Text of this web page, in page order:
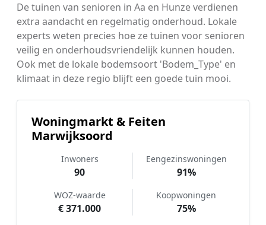
De tuinen van senioren in Aa en Hunze verdienen
extra aandacht en regelmatig onderhoud. Lokale
experts weten precies hoe ze tuinen voor senioren
veilig en onderhoudsvriendelijk kunnen houden.
Ook met de lokale bodemsoort 'Bodem_Type' en
klimaat in deze regio blijft een goede tuin mooi.
Woningmarkt & Feiten
Marwijksoord
Inwoners
90
Eengezinswoningen
91%
WOZ-waarde
€ 371.000
Koopwoningen
75%